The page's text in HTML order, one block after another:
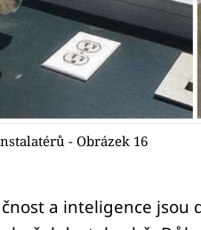
- Obrázek 16
a inteligence jsou